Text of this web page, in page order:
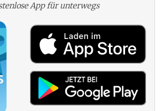
App für unterwegs